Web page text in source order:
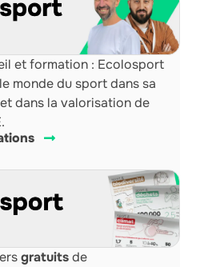
et formation : Ecolosport
monde du sport dans sa
dans la valorisation de
gratuitsde